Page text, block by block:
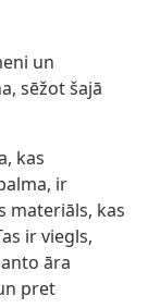
un
sēžot šajā
kas
ir
materiāls, kas
ir viegls,
āra
pret